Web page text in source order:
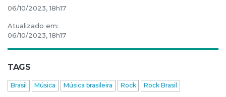
06/10/2023, 18h17
Atualizado em:
06/10/2023, 18h17
TAGS
Brasil Música Música brasileira Rock Rock Brasil